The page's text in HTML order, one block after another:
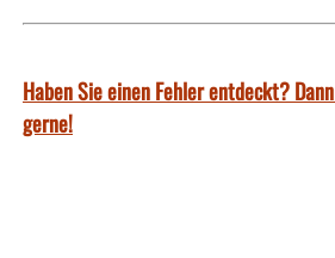
Haben Sie einen Fehler entdeckt?
gerne!